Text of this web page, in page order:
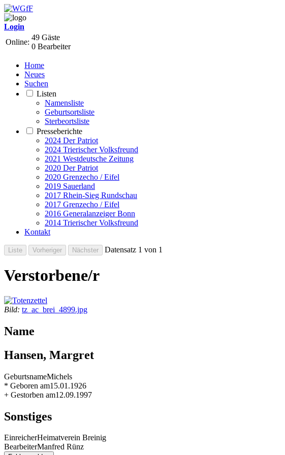
Login
Online:
49 Gäste
0 Bearbeiter
Home
Neues
Suchen
Listen
Namensliste
Geburtsortsliste
Sterbeortsliste
Presseberichte
2024 Der Patriot
2024 Trierischer Volksfreund
2021 Westdeutsche Zeitung
2020 Der Patriot
2020 Grenzecho / Eifel
2019 Sauerland
2017 Rhein-Sieg Rundschau
2017 Grenzecho / Eifel
2016 Generalanzeiger Bonn
2014 Trierischer Volksfreund
Kontakt
Datensatz 1 von 1
Verstorbene/r
Bild: tz_ac_brei_4899.jpg
Name
Hansen, Margret
GeburtsnameMichels
* Geboren am15.01.1926
+ Gestorben am12.09.1997
Sonstiges
EinreicherHeimatverein Breinig
BearbeiterManfred Rünz